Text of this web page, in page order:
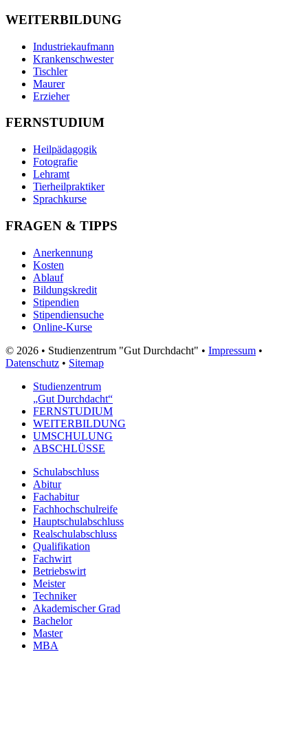
WEITERBILDUNG
Industriekaufmann
Krankenschwester
Tischler
Maurer
Erzieher
FERNSTUDIUM
Heilpädagogik
Fotografie
Lehramt
Tierheilpraktiker
Sprachkurse
FRAGEN & TIPPS
Anerkennung
Kosten
Ablauf
Bildungskredit
Stipendien
Stipendiensuche
Online-Kurse
© 2026 • Studienzentrum "Gut Durchdacht" • Impressum •
Datenschutz • Sitemap
Studienzentrum
„Gut Durchdacht“
FERNSTUDIUM
WEITERBILDUNG
UMSCHULUNG
ABSCHLÜSSE
Schulabschluss
Abitur
Fachabitur
Fachhochschulreife
Hauptschulabschluss
Realschulabschluss
Qualifikation
Fachwirt
Betriebswirt
Meister
Techniker
Akademischer Grad
Bachelor
Master
MBA